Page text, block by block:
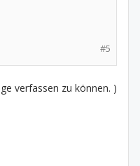
#5
verfassen zu können. )